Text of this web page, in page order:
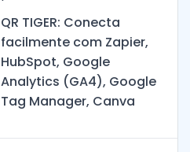
QR TIGER: Conecta
facilmente com Zapier,
HubSpot, Google
Analytics (GA4), Google
Tag Manager, Canva